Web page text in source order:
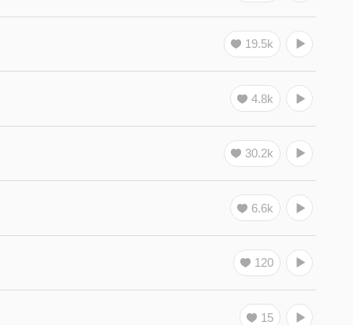
19.5k
4.8k
30.2k
6.6k
120
15